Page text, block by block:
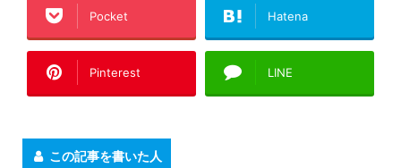
Pocket Hatena
Pinterest LINE
この記事を書いた人